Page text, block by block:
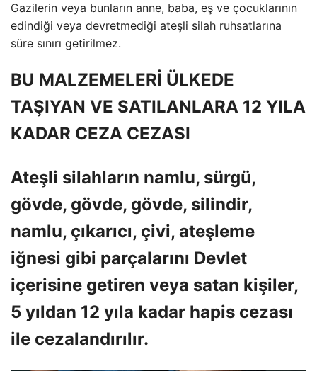
Gazilerin veya bunların anne, baba, eş ve çocuklarının
edindiği veya devretmediği ateşli silah ruhsatlarına
süre sınırı getirilmez.
BU MALZEMELERİ ÜLKEDE
TAŞIYAN VE SATILANLARA 12 YILA
KADAR CEZA CEZASI
Ateşli silahların namlu, sürgü,
gövde, gövde, gövde, silindir,
namlu, çıkarıcı, çivi, ateşleme
iğnesi gibi parçalarını Devlet
içerisine getiren veya satan kişiler,
5 yıldan 12 yıla kadar hapis cezası
ile cezalandırılır.